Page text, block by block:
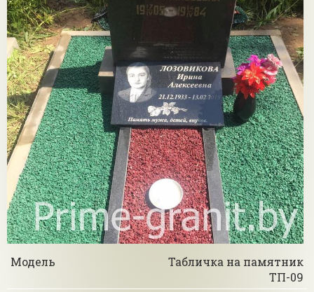
Модель
Табличка на памятник
ТП-09